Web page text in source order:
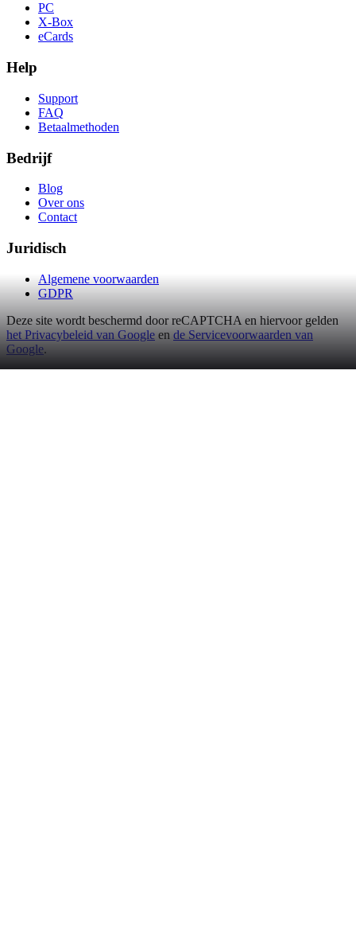
PC
X-Box
eCards
Help
Support
FAQ
Betaalmethoden
Bedrijf
Blog
Over ons
Contact
Juridisch
Algemene voorwaarden
GDPR
Deze site wordt beschermd door reCAPTCHA en hiervoor gelden
het Privacybeleid van Google en de Servicevoorwaarden van
Google.